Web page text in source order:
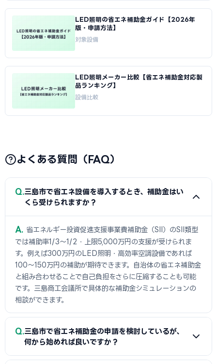
LED照明の省エネ補助金ガイド【2026年
版・申請方法】
対象設備
LED照明メーカー比較【省エネ補助金対応製
品ランキング】
設備比較
よくある質問（FAQ）
Q 三島市で省エネ設備を導入するとき、補助金はい
くら受けられますか？
A
省エネルギー投資促進支援事業費補助金（SII）のSII類型
では補助率1/3〜1/2・上限5,000万円の支援が受けられま
す。例えば300万円のLED照明・高効率空調設備であれば
100〜150万円の補助が期待できます。自治体の省エネ補助金
と組み合わせることで自己負担をさらに圧縮することも可能
です。三島商工会議所で具体的な補助金シミュレーションの
相談ができます。
Q 三島市で省エネ補助金の申請を検討しているが、
何から始めれば良いですか？